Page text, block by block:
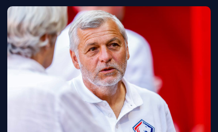
MERCATO
CDM 2026
EDF
PSG
LIGUE 1
MANCHESTER UNITED